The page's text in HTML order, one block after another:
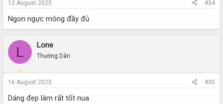
12 August 2025 #34
Ngon ngực mông đầy đủ
L Lone
Thường Dân
16 August 2025 #35
Dáng đep làm rất tốt nua